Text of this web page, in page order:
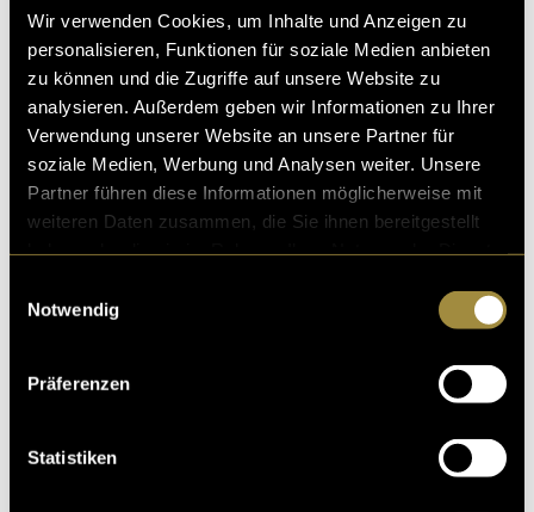
Wir verwenden Cookies, um Inhalte und Anzeigen zu
personalisieren, Funktionen für soziale Medien anbieten
zu können und die Zugriffe auf unsere Website zu
analysieren. Außerdem geben wir Informationen zu Ihrer
Verwendung unserer Website an unsere Partner für
soziale Medien, Werbung und Analysen weiter. Unsere
Partner führen diese Informationen möglicherweise mit
weiteren Daten zusammen, die Sie ihnen bereitgestellt
Notwendig
Präferenzen
Statistiken
Wollpellets, Strohpellets oder Kreislaufwirtschaft in
Berührung. Die Website führt deshalb Schritt für
Schritt durch die Themenwelt von AgriPellets und
schafft Orientierung zwischen Innovation, Forschung
und praktischer Anwendung.
Neben dem eigentlichen Webdesign wurden
verschiedene Grafiken, Inhaltsmodule und visuelle
verständlich darstellen.